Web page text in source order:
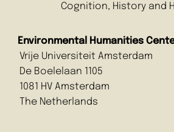
Cognition, History and
Environmental Humanities
Vrije Universiteit Amsterdam
De Boelelaan 1105
1081 HV Amsterdam
The Netherlands